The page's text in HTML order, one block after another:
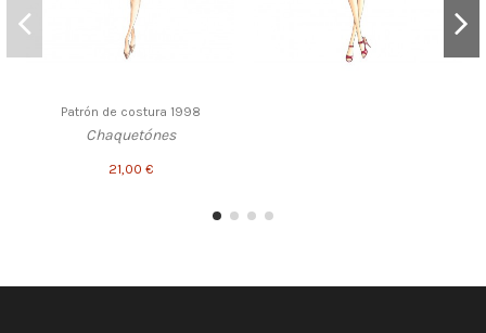
Patrón de costura 1998
Chaquetónes
21,00 €